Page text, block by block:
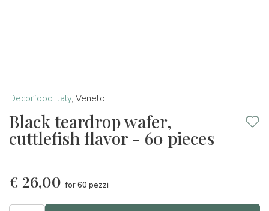
Decorfood Italy, Veneto
Black teardrop wafer,
cuttlefish flavor - 60 pieces
€ 26,00 for 60 pezzi